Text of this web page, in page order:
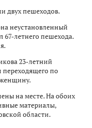
двух пешеходов.
неустановленный
67-летнего пешехода.
23-летний
переходящего по
на месте. На обоих
материалы,
области.